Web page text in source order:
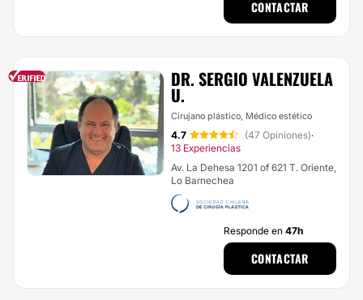
CONTACTAR
DR. SERGIO VALENZUELA
U.
Cirujano plástico, Médico estético
4.7 (47 Opiniones)·
13 Experiencias
Av. La Dehesa 1201 of 621 T. Oriente,
Lo Barnechea
Responde en 47h
CONTACTAR